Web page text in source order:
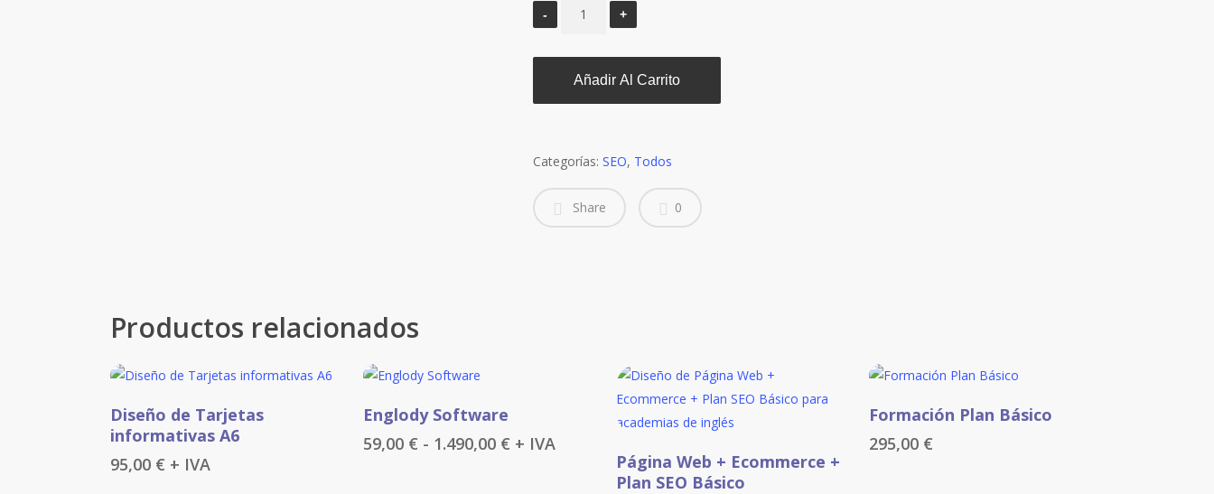
Añadir Al Carrito
Categorías: SEO, Todos
Share 0
Productos relacionados
Añadir Al Carrito
Diseño de Tarjetas
informativas A6
95,00 € + IVA
Seleccionar Opciones
producto
tiene
Englody Software
59,00 € - 1.490,00 €Rango
+ IVA Añadir Al Carrito
Página Web + Ecommerce +
Plan SEO Básico
Añadir Al Carrito
Formación Plan Básico
295,00 €